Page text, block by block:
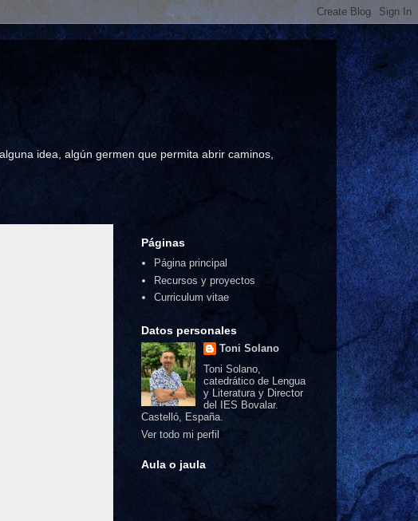
idea, algún germen que permita abrir caminos,
Páginas
Página principal
Recursos y proyectos
Curriculum vitae
Datos personales
Toni Solano
Toni Solano,
catedrático de Lengua
y Literatura y Director
del IES Bovalar.
Castelló, España.
Ver todo mi perfil
Aula o jaula